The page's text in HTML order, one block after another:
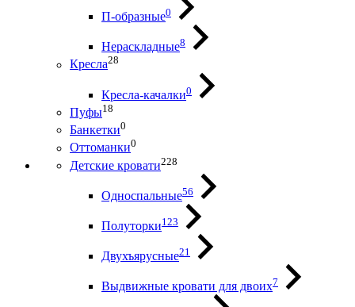
П-образные0
Нераскладные8
Кресла28
Кресла-качалки0
Пуфы18
Банкетки0
Оттоманки0
Детские кровати228
Односпальные56
Полуторки123
Двухъярусные21
Выдвижные кровати для двоих7